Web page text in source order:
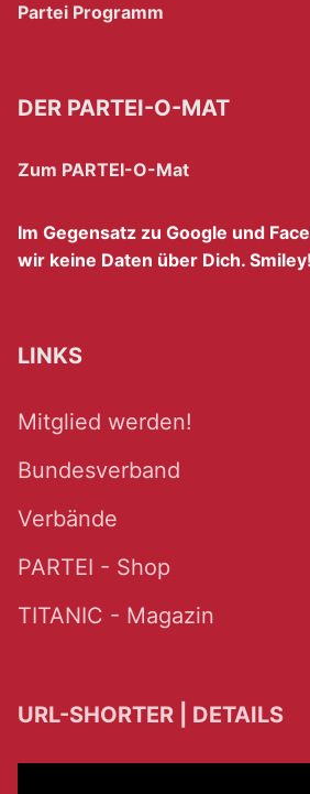
Partei Programm
DER PARTEI-O-MAT
Zum PARTEI-O-Mat
Im Gegensatz zu Google und
wir keine Daten über Dich. Smiley!
LINKS
Mitglied werden!
Bundesverband
Verbände
PARTEI - Shop
TITANIC - Magazin
URL-SHORTER | DETAILS